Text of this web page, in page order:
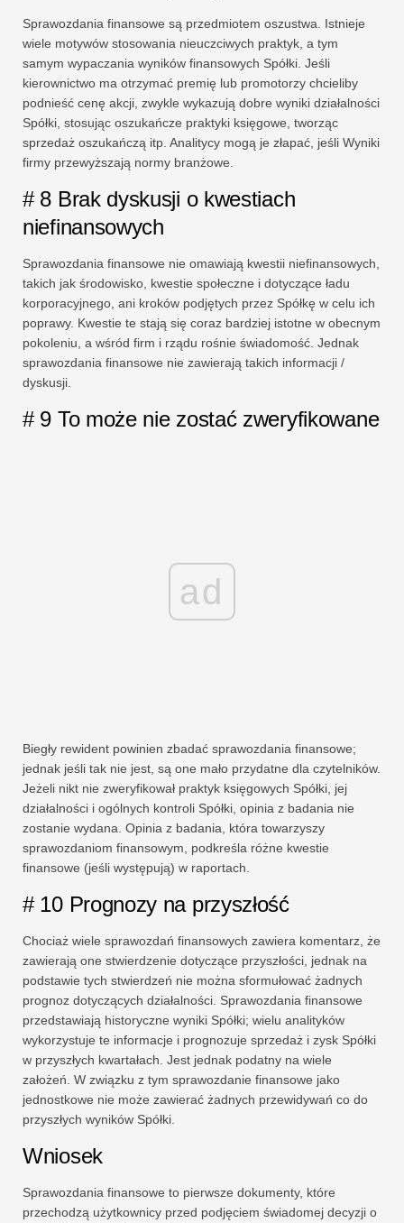
Sprawozdania finansowe są przedmiotem oszustwa. Istnieje
wiele motywów stosowania nieuczciwych praktyk, a tym
samym wypaczania wyników finansowych Spółki. Jeśli
kierownictwo ma otrzymać premię lub promotorzy chcieliby
podnieść cenę akcji, zwykle wykazują dobre wyniki działalności
Spółki, stosując oszukańcze praktyki księgowe, tworząc
sprzedaż oszukańczą itp. Analitycy mogą je złapać, jeśli Wyniki
firmy przewyższają normy branżowe.
# 8 Brak dyskusji o kwestiach
niefinansowych
Sprawozdania finansowe nie omawiają kwestii niefinansowych,
takich jak środowisko, kwestie społeczne i dotyczące ładu
korporacyjnego, ani kroków podjętych przez Spółkę w celu ich
poprawy. Kwestie te stają się coraz bardziej istotne w obecnym
pokoleniu, a wśród firm i rządu rośnie świadomość. Jednak
sprawozdania finansowe nie zawierają takich informacji /
dyskusji.
# 9 To może nie zostać zweryfikowane
ad
Biegły rewident powinien zbadać sprawozdania finansowe;
jednak jeśli tak nie jest, są one mało przydatne dla czytelników.
Jeżeli nikt nie zweryfikował praktyk księgowych Spółki, jej
działalności i ogólnych kontroli Spółki, opinia z badania nie
zostanie wydana. Opinia z badania, która towarzyszy
sprawozdaniom finansowym, podkreśla różne kwestie
finansowe (jeśli występują) w raportach.
# 10 Prognozy na przyszłość
Chociaż wiele sprawozdań finansowych zawiera komentarz, że
zawierają one stwierdzenie dotyczące przyszłości, jednak na
podstawie tych stwierdzeń nie można sformułować żadnych
prognoz dotyczących działalności. Sprawozdania finansowe
przedstawiają historyczne wyniki Spółki; wielu analityków
wykorzystuje te informacje i prognozuje sprzedaż i zysk Spółki
w przyszłych kwartałach. Jest jednak podatny na wiele
założeń. W związku z tym sprawozdanie finansowe jako
jednostkowe nie może zawierać żadnych przewidywań co do
przyszłych wyników Spółki.
Wniosek
Sprawozdania finansowe to pierwsze dokumenty, które
przechodzą użytkownicy przed podjęciem świadomej decyzji o